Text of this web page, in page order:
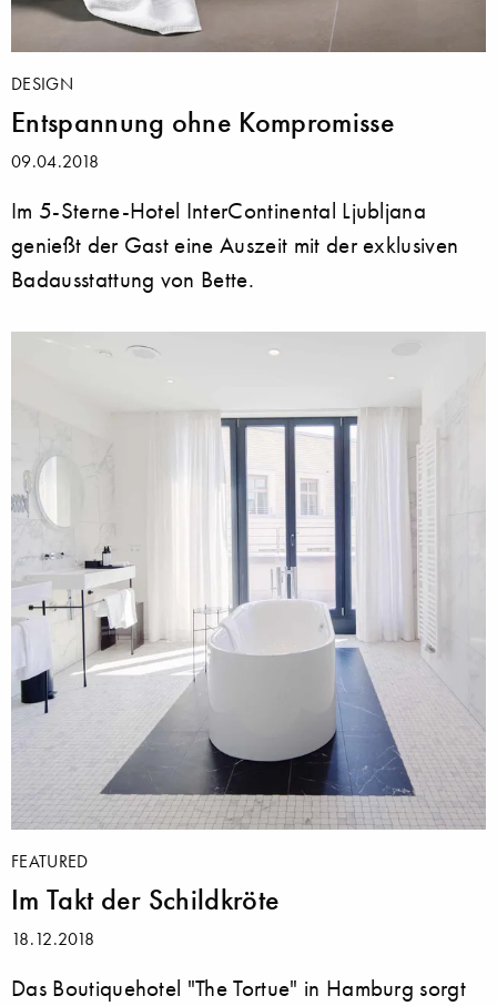
DESIGN
Entspannung ohne Kompromisse
09.04.2018
Im 5-Sterne-Hotel InterContinental Ljubljana
genießt der Gast eine Auszeit mit der exklusiven
Badausstattung von Bette.
FEATURED
Im Takt der Schildkröte
18.12.2018
Das Boutiquehotel "The Tortue" in Hamburg sorgt